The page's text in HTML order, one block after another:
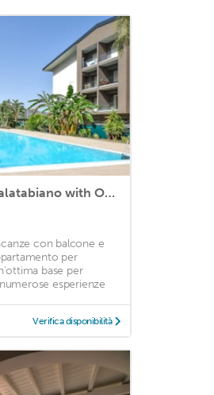
Stunning apartment in Calatabiano with Outdoor swimming pool, WiFi and 3 Bedrooms
con balcone e
per
base per
esperienze
Verifica disponibilità